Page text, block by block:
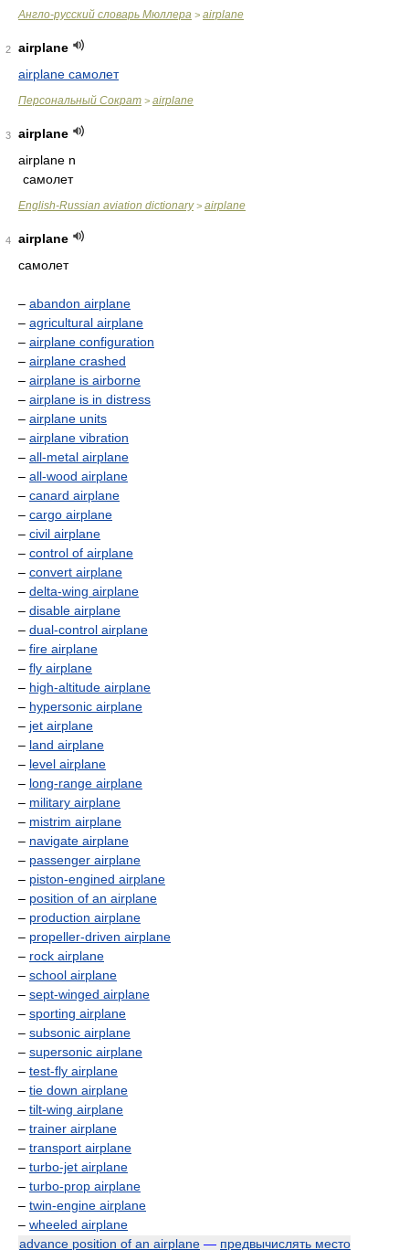
Англо-русский словарь Мюллера > airplane
2
airplane
airplane самолет
Персональный Сократ > airplane
3
airplane
airplane n
самолет
English-Russian aviation dictionary> airplane
4
airplane
самолет
– abandon airplane
– agricultural airplane
– airplane configuration
– airplane crashed
– airplane is airborne
– airplane is in distress
– airplane units
– airplane vibration
– all-metal airplane
– all-wood airplane
– canard airplane
– cargo airplane
– civil airplane
– control of airplane
– convert airplane
– delta-wing airplane
– disable airplane
– dual-control airplane
– fire airplane
– fly airplane
– high-altitude airplane
– hypersonic airplane
– jet airplane
– land airplane
– level airplane
– long-range airplane
– military airplane
– mistrim airplane
– navigate airplane
– passenger airplane
– piston-engined airplane
– position of an airplane
– production airplane
– propeller-driven airplane
– rock airplane
– school airplane
– sept-winged airplane
– sporting airplane
– subsonic airplane
– supersonic airplane
– test-fly airplane
– tie down airplane
– tilt-wing airplane
– trainer airplane
– transport airplane
– turbo-jet airplane
– turbo-prop airplane
– twin-engine airplane
– wheeled airplane
advance position of an airplane — предвычислять место